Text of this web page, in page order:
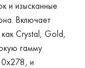
и изысканные
Включает
как Crystal, Gold,
гамму
и